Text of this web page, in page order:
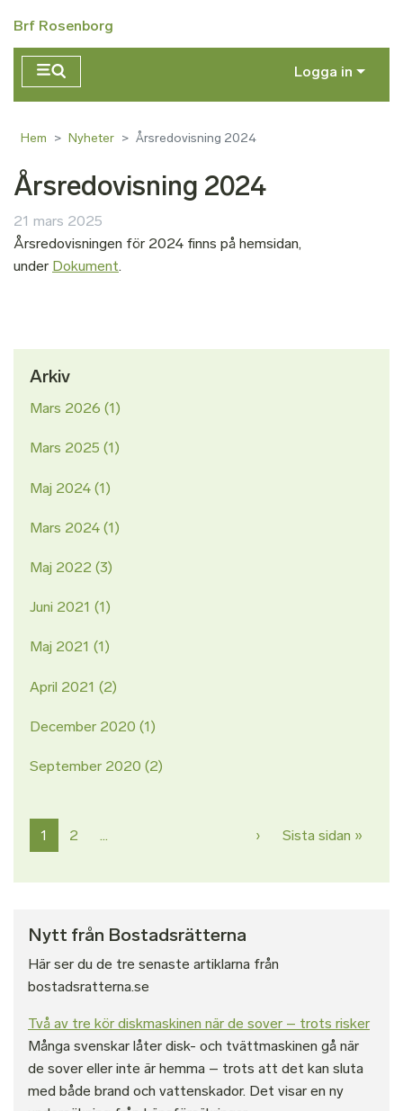
Brf Rosenborg
Logga in
Hem Nyheter Årsredovisning 2024
Årsredovisning 2024
21 mars 2025
Årsredovisningen för 2024 finns på hemsidan,
under Dokument.
Arkiv
Mars 2026 (1)
Mars 2025 (1)
Maj 2024 (1)
Mars 2024 (1)
Maj 2022 (3)
Juni 2021 (1)
Maj 2021 (1)
April 2021 (2)
December 2020 (1)
September 2020 (2)
Paginering
1 2 … › Nästa sida
Sista sidan »
Nytt från Bostadsrätterna
Här ser du de tre senaste artiklarna från
bostadsratterna.se
Två av tre kör diskmaskinen när de sover – trots risker
Många svenskar låter disk- och tvättmaskinen gå när
de sover eller inte är hemma – trots att det kan sluta
med både brand och vattenskador. Det visar en ny